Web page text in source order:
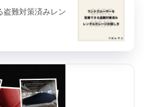
盗難対策済みレン